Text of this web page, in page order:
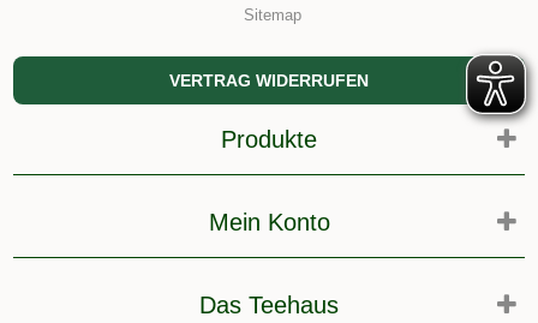
Sitemap
VERTRAG WIDERRUFEN
Produkte
Mein Konto
Das Teehaus